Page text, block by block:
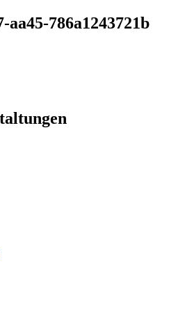
aa45-786a1243721b